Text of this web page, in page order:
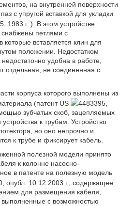
на внутренней поверхности
с упругой вставкой для укладки
1983 г. ). В этом устройстве
петлями с
вставляется клин для
положении. Недостатком
удобна в работе,
отдельная, не соединенная с
корпуса которого выполнены из
(патент US
4483395,
зубчатых скоб, зацепляемых
к трубам. Устройство
но оно непрочно и
к трубе и фиксирует кабель.
полезной модели принято
к колонне насосно-
в патенте на полезную модель
опубл. 10.12.2003 г., содержащее
для размещения кабеля,
с возможностью